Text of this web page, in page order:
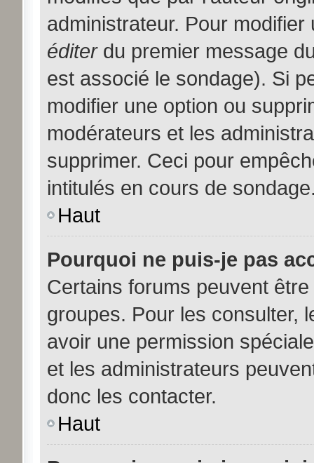
administrateur. Pour
éditerdu premier message
est associé le sondage). Si
modifier une option ou
modérateurs et les
supprimer. Ceci pour
intitulés en cours de
Haut
Pourquoi ne puis-je pas
Certains forums peuvent
groupes. Pour les consulter,
avoir une permission
et les administrateurs
donc les contacter.
Haut